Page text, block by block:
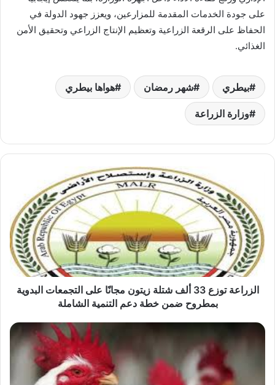
على جودة الخدمات المقدمة للمزارعين، ويعزز جهود الدولة في
الحفاظ على الرقعة الزراعية وتعظيم الإنتاج الزراعي وتحقيق الأمن
الغذائي.
بيطري شهر رمضان هواها بيطري
وزارة الزراعة
ألف
شتلة
زيتون
مجانًا
على
التجمعات
البدوية
خطة
الزراعة توزع 33 ألف شتلة زيتون مجانًا على التجمعات البدوية
بمطروح ضمن خطة دعم التنمية الشاملة
مصر